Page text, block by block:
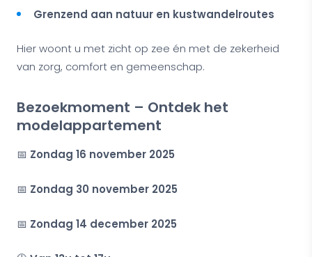
Grenzend aan natuur en kustwandelroutes
Hier woont u met zicht op zee én met de zekerheid
van zorg, comfort en gemeenschap.
Bezoekmoment – Ontdek het
modelappartement
📅 Zondag 16 november 2025
📅 Zondag 30 november 2025
📅 Zondag 14 december 2025